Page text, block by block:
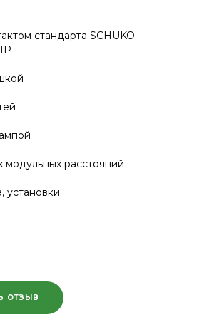
стандарта SCHUKO
расстояний
установки
ОТЗЫВ